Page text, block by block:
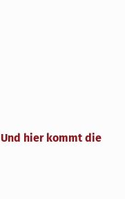
Und hier kommt die